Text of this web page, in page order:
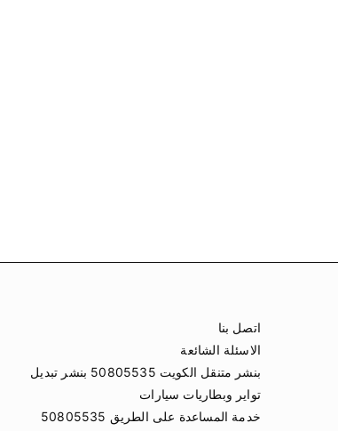
اتصل بنا
الاسئلة الشائعة
بنشر متنقل الكويت 50805535 بنشر تبديل
تواير وبطاريات سيارات
خدمة المساعدة على الطريق 50805535